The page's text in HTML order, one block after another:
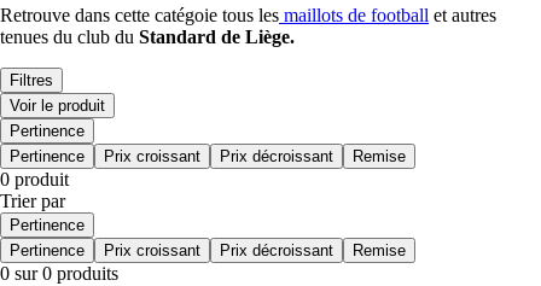
Retrouve dans cette catégoie tous les maillots de football et autres
tenues du club du Standard de Liège.
Filtres
Voir le produit
Pertinence
Pertinence
Prix croissant Prix décroissant Remise
0 produit
Trier par
Pertinence
Pertinence
Prix croissant Prix décroissant Remise
0 sur 0 produits